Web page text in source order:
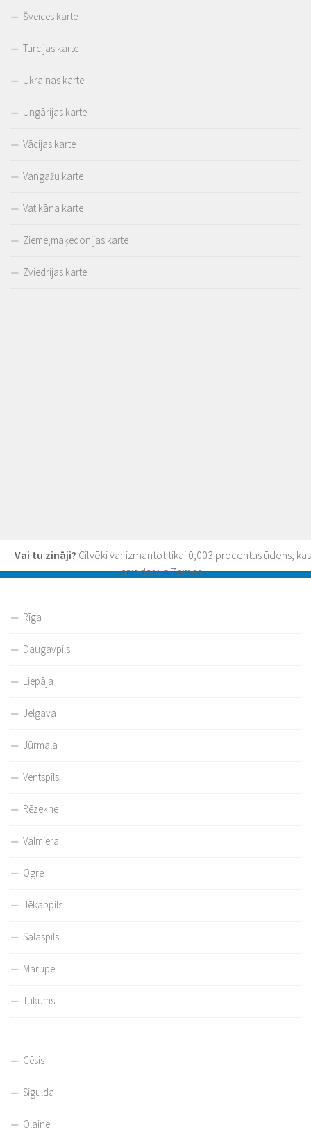
Šveices karte
Turcijas karte
Ukrainas karte
Ungārijas karte
Vācijas karte
Vangažu karte
Vatikāna karte
Ziemeļmaķedonijas karte
Zviedrijas karte
Vai tu zināji? Cilvēki var izmantot tikai 0,003 procentus ūdens, kas
atrodas uz Zemes.
Rīga
Daugavpils
Liepāja
Jelgava
Jūrmala
Ventspils
Rēzekne
Valmiera
Ogre
Jēkabpils
Salaspils
Mārupe
Tukums
Cēsis
Sigulda
Olaine